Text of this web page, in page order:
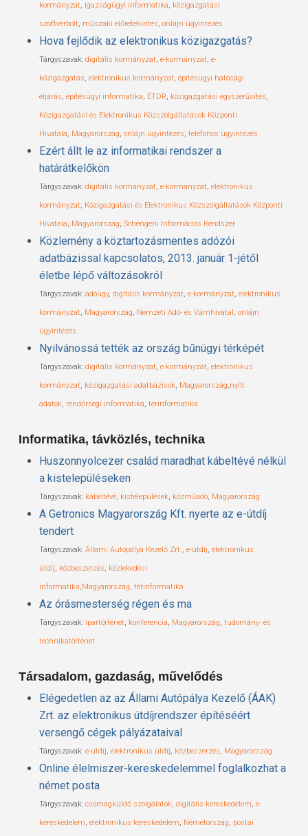
kormányzat, igazságügyi informatika, közigazgatási
szoftverbolt, műszaki előretekintés, onlájn ügyintézés
Hova fejlődik az elektronikus közigazgatás?
Tárgyszavak: digitális kormányzat, e-kormányzat, e-
közigazgatás, elektronikus kormányzat, építésügyi hatósági
eljárás, építésügyi informatika, ÉTDR, közigazgatási egyszerűsítés,
Közigazgatási és Elektronikus Közszolgáltatások Központi
Hivatala, Magyarország, onlájn ügyintézés, telefonos ügyintézés
Ezért állt le az informatikai rendszer a
határátkelőkön
Tárgyszavak: digitális kormányzat, e-kormányzat, elektronikus
kormányzat, Közigazgatási és Elektronikus Közszolgáltatások Központi
Hivatala, Magyarország, Schengeni Információs Rendszer
Közlemény a köztartozásmentes adózói
adatbázissal kapcsolatos, 2013. január 1-jétől
életbe lépő változásokról
Tárgyszavak: adóügy, digitális kormányzat, e-kormányzat, elektronikus
kormányzat, Magyarország, Nemzeti Adó- és Vámhivatal, onlájn
ügyintézés
Nyilvánossá tették az ország bűnügyi térképét
Tárgyszavak: digitális kormányzat, e-kormányzat, elektronikus
kormányzat, közigazgatási adatbázisok, Magyarország,nyílt
adatok, rendőrségi informatika, térinformatika
Informatika, távközlés, technika
Huszonnyolcezer család maradhat kábeltévé nélkül
a kistelepüléseken
Tárgyszavak: kábeltévé, kistelepülések, közműadó, Magyarország
A Getronics Magyarország Kft. nyerte az e-útdíj
tendert
Tárgyszavak: Állami Autópálya Kezelő Zrt., e-útdíj, elektronikus
útdíj, közbeszerzés, közlekedési
informatika,Magyarország, térinformatika
Az órásmesterség régen és ma
Tárgyszavak: ipartörténet, konferencia, Magyarország, tudomány- és
technikatörténet
Társadalom, gazdaság, művelődés
Elégedetlen az az Állami Autópálya Kezelő (ÁAK)
Zrt. az elektronikus útdíjrendszer építéséért
versengő cégek pályázataival
Tárgyszavak: e-útdíj, elektronikus útdíj, közbeszerzés, Magyarország
Online élelmiszer-kereskedelemmel foglalkozhat a
német posta
Tárgyszavak: csomagküldő szolgálatok, digitális kereskedelem, e-
kereskedelem, elektronikus kereskedelem, Németország, postai